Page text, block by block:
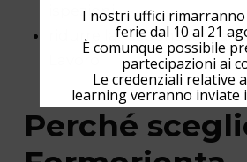
ispezioni
ridurre la responsabilità
Perché
I nostri uffici
ferie dal 10 al 21
È comunque possibile
partecipazioni ai
Le credenziali relative
learning verranno inviate